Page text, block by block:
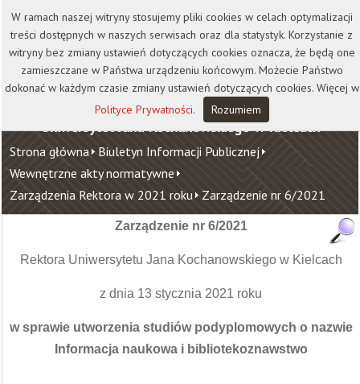
Kontakt Biblioteka
Wydawnictwo
Wirtualna Uczelnia
Uniwersytet Jana Kochanowskiego w Kielcach
Strona główna Biuletyn Informacji Publicznej
Wewnętrzne akty normatywne
Zarządzenia Rektora w 2021 roku Zarządzenie nr 6/2021
Zarządzenie nr 6/2021
Rektora Uniwersytetu Jana Kochanowskiego w Kielcach
z dnia 13 stycznia 2021 roku
w sprawie utworzenia studiów podyplomowych o nazwie
Informacja naukowa i bibliotekoznawstwo
W ramach naszej witryny stosujemy pliki cookies w celach optymalizacji
treści dostępnych w naszych serwisach oraz dla statystyk. Korzystanie z
witryny bez zmiany ustawień dotyczących cookies oznacza, że będą one
zamieszczane w Państwa urządzeniu końcowym. Możecie Państwo
dokonać w każdym czasie zmiany ustawień dotyczących cookies. Więcej w
Polityce Prywatności. Rozumiem